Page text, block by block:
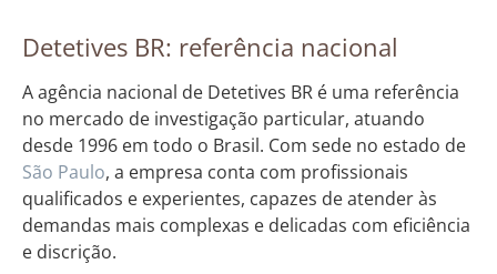
Detetives BR: referência nacional
A agência nacional de Detetives BR é uma referência
no mercado de investigação particular, atuando
desde 1996 em todo o Brasil. Com sede no estado de
São Paulo, a empresa conta com profissionais
qualificados e experientes, capazes de atender às
demandas mais complexas e delicadas com eficiência
e discrição.